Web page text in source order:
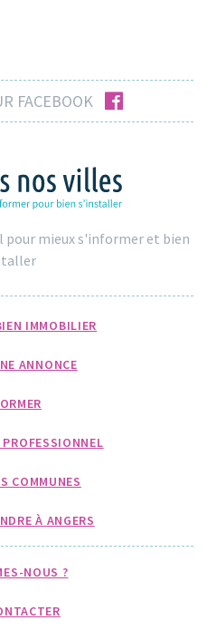
FACEBOOK facebook
pour mieux s'informer et bien
IMMOBILIER
ANNONCE
COMMUNES
À ANGERS
NOUS ?